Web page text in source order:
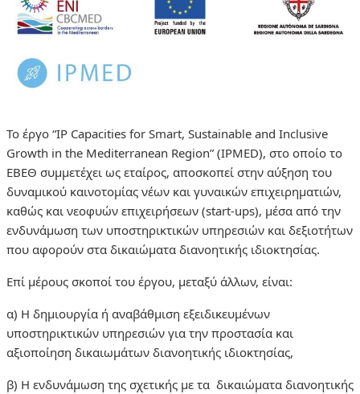
Το έργο “IP Capacities for Smart, Sustainable and Inclusive
Growth in the Mediterranean Region” (IPMED), στο οποίο το
ΕΒΕΘ συμμετέχει ως εταίρος, αποσκοπεί στην αύξηση του
δυναμικού καινοτομίας νέων και γυναικών επιχειρηματιών,
καθώς και νεοφυών επιχειρήσεων (start-ups), μέσα από την
ενδυνάμωση των υποστηρικτικών υπηρεσιών και δεξιοτήτων
που αφορούν στα δικαιώματα διανοητικής ιδιοκτησίας.
Επί μέρους σκοποί του έργου, μεταξύ άλλων, είναι:
α) Η δημιουργία ή αναβάθμιση εξειδικευμένων
υποστηρικτικών υπηρεσιών για την προστασία και
αξιοποίηση δικαιωμάτων διανοητικής ιδιοκτησίας,
β) Η ενδυνάμωση της σχετικής με τα δικαιώματα διανοητικής